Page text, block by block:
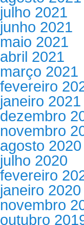
julho 2021
junho 2021
maio 2021
abril 2021
março 2021
fevereiro
janeiro 2021
dezembro
novembro
agosto 2020
julho 2020
fevereiro
janeiro 2020
novembro
outubro